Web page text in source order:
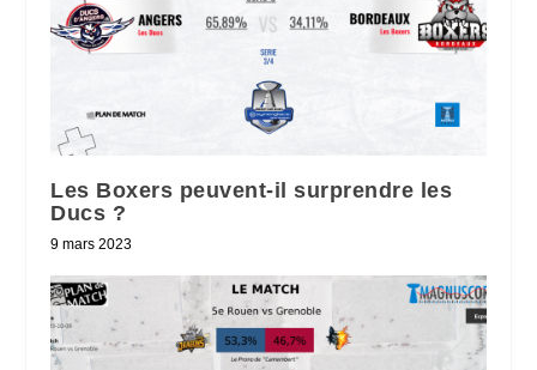
Les Boxers peuvent-il surprendre les
Ducs ?
9 mars 2023